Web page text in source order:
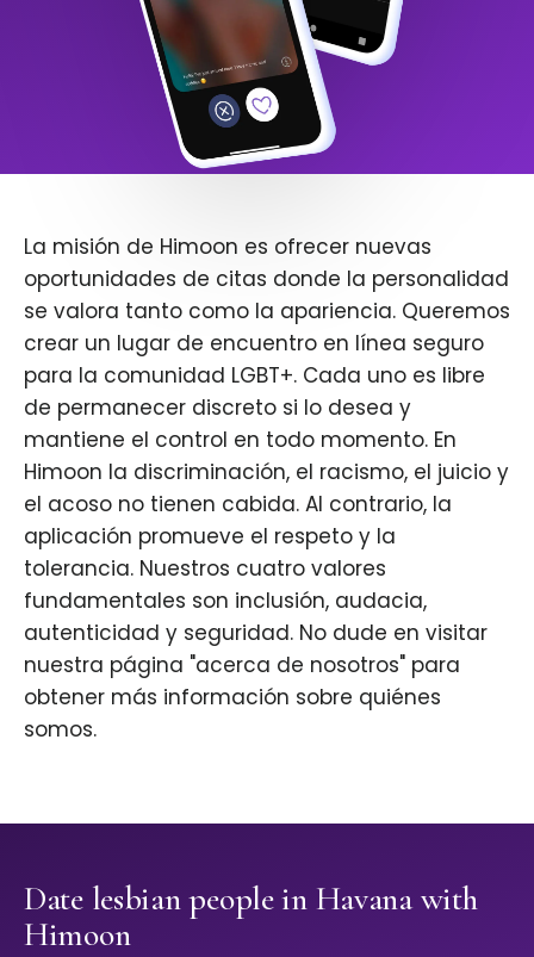
La misión de Himoon es ofrecer nuevas
oportunidades de citas donde la personalidad
se valora tanto como la apariencia. Queremos
crear un lugar de encuentro en línea seguro
para la comunidad LGBT+. Cada uno es libre
de permanecer discreto si lo desea y
mantiene el control en todo momento. En
Himoon la discriminación, el racismo, el juicio y
el acoso no tienen cabida. Al contrario, la
aplicación promueve el respeto y la
tolerancia. Nuestros cuatro valores
fundamentales son inclusión, audacia,
autenticidad y seguridad. No dude en visitar
nuestra página "acerca de nosotros" para
obtener más información sobre quiénes
somos.
Date lesbian people in Havana with
Himoon